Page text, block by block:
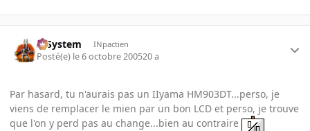
X-System INpactien
Posté(e) le 6 octobre 200520 a
Par hasard, tu n'aurais pas un IIyama HM903DT...perso, je
viens de remplacer le mien par un bon LCD et perso, je trouve
que l'on y perd pas au change...bien au contraire